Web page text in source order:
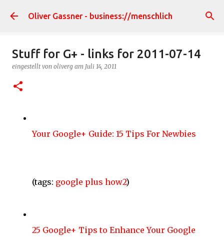
Direkt zum Hauptbereich
Oliver Gassner - business://menschlich
Stuff for G+ - links for 2011-07-14
eingestellt von oliverg am Juli 14, 2011
Your Google+ Guide: 15 Tips For Newbies
(tags: google plus how2)
25 Google+ Tips to Enhance Your Google